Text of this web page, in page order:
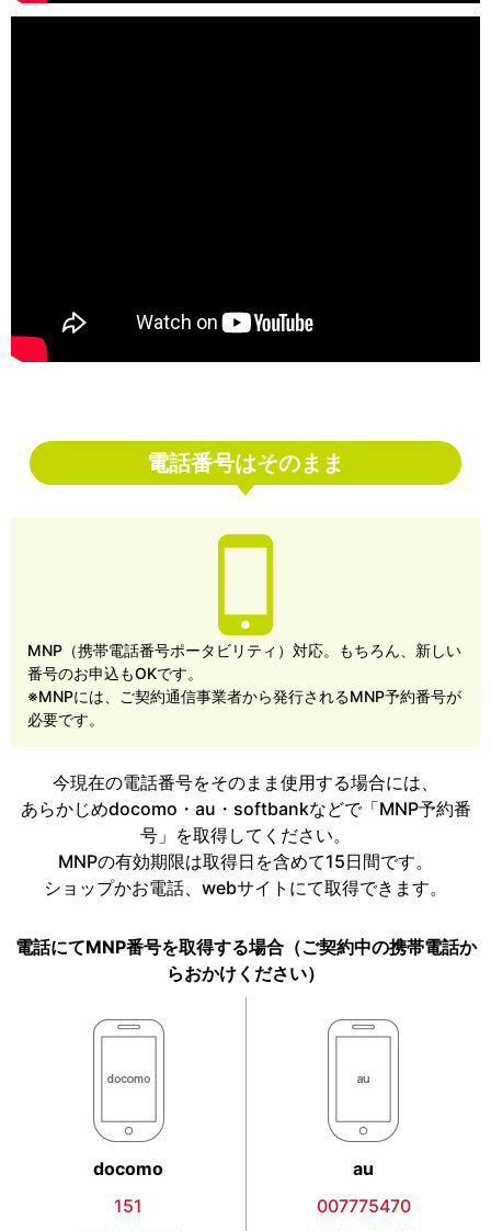
電話番号はそのまま
MNP（携帯電話番号ポータビリティ）対応。もちろん、新しい
番号のお申込もOKです。
※MNPには、ご契約通信事業者から発行されるMNP予約番号が
必要です。
今現在の電話番号をそのまま使用する場合には、
あらかじめdocomo・au・softbankなどで「MNP予約番
号」を取得してください。
MNPの有効期限は取得日を含めて15日間です。
ショップかお電話、webサイトにて取得できます。
電話にてMNP番号を取得する場合（ご契約中の携帯電話か
らおかけください）
docomo
151
au
007775470